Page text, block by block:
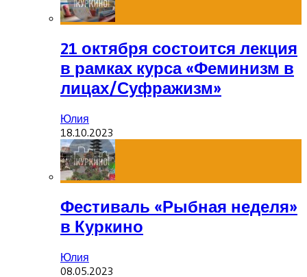
21 октября состоится лекция
в рамках курса «Феминизм в
лицах/Суфражизм»
Юлия
18.10.2023
Фестиваль «Рыбная неделя»
в Куркино
Юлия
08.05.2023